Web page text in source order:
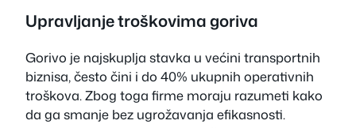
Upravljanje troškovima goriva
Gorivo je najskuplja stavka u većini transportnih
biznisa, često čini i do 40% ukupnih operativnih
troškova. Zbog toga firme moraju razumeti kako
da ga smanje bez ugrožavanja efikasnosti.